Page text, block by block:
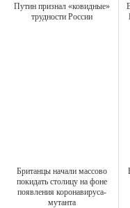
Путин признал «ковидные»
трудности России
Британцы начали массово
покидать столицу на фоне
появления коронавируса-
мутанта